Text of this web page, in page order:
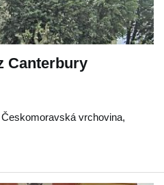
Canterbury
Českomoravská vrchovina,